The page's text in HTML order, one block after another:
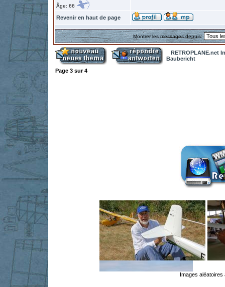
Âge: 66
Revenir en haut de page
Montrer les messages depuis:
RETROPLANE.net
Baubericht
Page 3 sur4
Images aléatoires